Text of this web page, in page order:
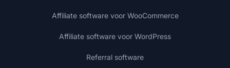
Affiliate software voor WooCommerce
Affiliate software voor WordPress
Referral software